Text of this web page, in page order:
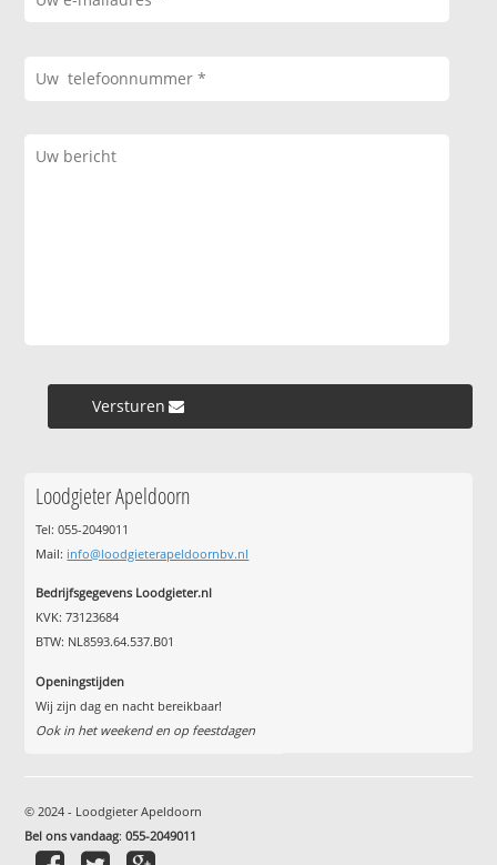
Versturen »
Loodgieter Apeldoorn
Tel: 055-2049011
Mail: info@loodgieterapeldoornbv.nl
Bedrijfsgegevens Loodgieter.nl
KVK: 73123684
BTW: NL8593.64.537.B01
Openingstijden
Wij zijn dag en nacht bereikbaar!
Ook in het weekend en op feestdagen
© 2024 - Loodgieter Apeldoorn
Bel ons vandaag:055-2049011